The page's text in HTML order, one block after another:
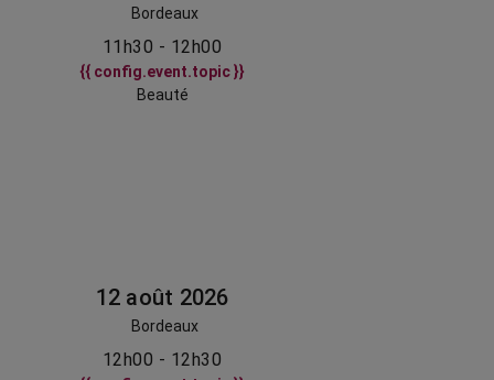
Bordeaux
11h30 - 12h00
{{ config.event.topic }}
Beauté
12 août 2026
Bordeaux
12h00 - 12h30